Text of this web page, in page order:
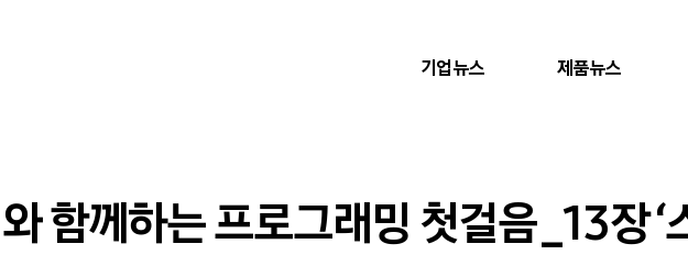
기업뉴스 제품뉴스
함께하는 프로그래밍 첫걸음_13장 ‘